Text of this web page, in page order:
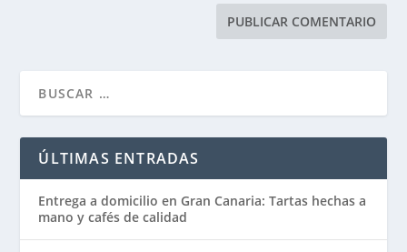
ÚLTIMAS ENTRADAS
Entrega a domicilio en Gran Canaria: Tartas hechas a
mano y cafés de calidad